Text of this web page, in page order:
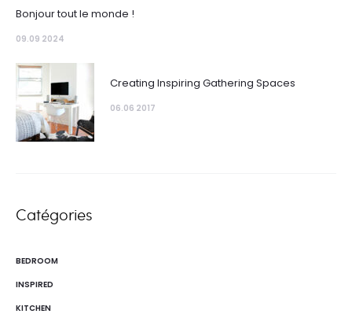
Bonjour tout le monde !
09.09 2024
Creating Inspiring Gathering Spaces
06.06 2017
Catégories
BEDROOM
INSPIRED
KITCHEN